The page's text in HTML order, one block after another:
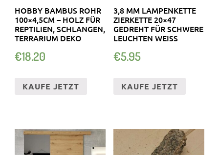
HOBBY BAMBUS ROHR
100×4,5CM – HOLZ FÜR
REPTILIEN, SCHLANGEN,
TERRARIUM DEKO
€18.20
KAUFE JETZT
3,8 MM LAMPENKETTE
ZIERKETTE 20×47
GEDREHT FÜR SCHWERE
LEUCHTEN WEISS
€5.95
KAUFE JETZT